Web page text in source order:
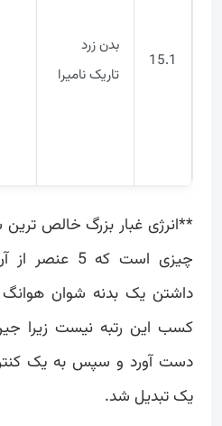
15.1
بدن زرد
تاریک نامیرا
**انرژی غبار بزرگ خالص
چیزی است که
داشتن یک بدنه شوان هوانگ
کسب این رتبه نیست زیرا
دست آورد و سپس به یک
یک تبدیل شد.